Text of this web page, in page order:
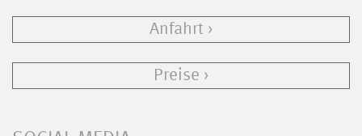
Anfahrt
Preise